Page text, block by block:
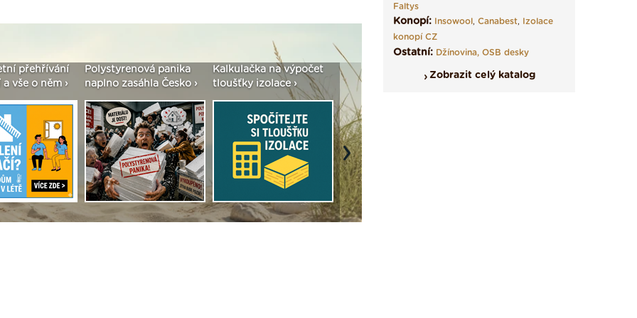
přehřívání
vše o něm ›
Polystyrenová panika
naplno zasáhla Česko ›
Kalkulačka na výpočet
tloušťky izolace ›
Seriál: Fasády ETICS a
vše podstatné v kostce ›
Vyberte si izolaci a pak
Next
Faltys
Konopí: Insowool, Canabest, Izolace
konopí CZ
Ostatní: Džínovina, OSB desky
Zobrazit celý katalog